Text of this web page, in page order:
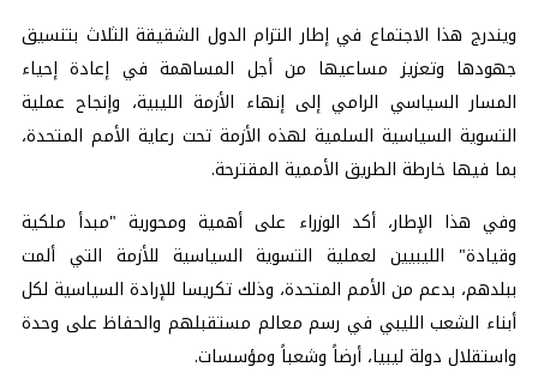
ويندرج هذا الاجتماع في إطار التزام الدول الشقيقة الثلاث بتنسيق
جهودها وتعزيز مساعيها من أجل المساهمة في إعادة إحياء
المسار السياسي الرامي إلى إنهاء الأزمة الليبية، وإنجاح عملية
التسوية السياسية السلمية لهذه الأزمة تحت رعاية الأمم المتحدة،
بما فيها خارطة الطريق الأممية المقترحة.
وفي هذا الإطار، أكد الوزراء على أهمية ومحورية "مبدأ ملكية
وقيادة" الليبيين لعملية التسوية السياسية للأزمة التي ألمت
ببلدهم، بدعم من الأمم المتحدة، وذلك تكريسا للإرادة السياسية لكل
أبناء الشعب الليبي في رسم معالم مستقبلهم والحفاظ على وحدة
واستقلال دولة ليبيا، أرضاً وشعباً ومؤسسات.